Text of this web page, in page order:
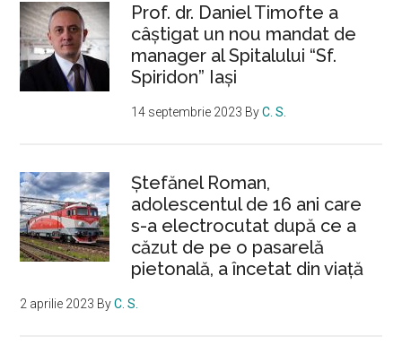
Prof. dr. Daniel Timofte a
câștigat un nou mandat de
manager al Spitalului “Sf.
Spiridon” Iași
14 septembrie 2023 ByC. S.
Ştefănel Roman,
adolescentul de 16 ani care
s-a electrocutat după ce a
căzut de pe o pasarelă
pietonală, a încetat din viață
2 aprilie 2023 ByC. S.